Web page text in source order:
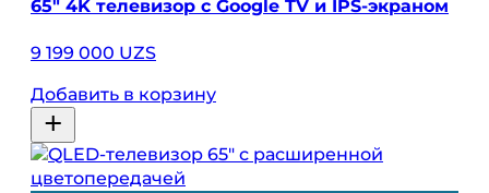
65″ 4K телевизор с Google TV и IPS-экраном
9 199 000 UZS
Добавить в корзину